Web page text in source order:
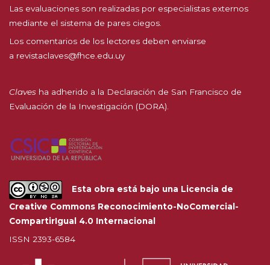
Las evaluaciones son realizadas por especialistas externos
mediante el sistema de pares ciegos.
Los comentarios de los lectores deben enviarse
a revistaclaves@fhce.edu.uy
Claves ha adherido a la Declaración de San Francisco de
Evaluación de la Investigación (DORA).
Esta obra está bajo una Licencia de
Creative Commons Reconocimiento-NoComercial-
CompartirIgual 4.0 Internacional
ISSN 2393-6584